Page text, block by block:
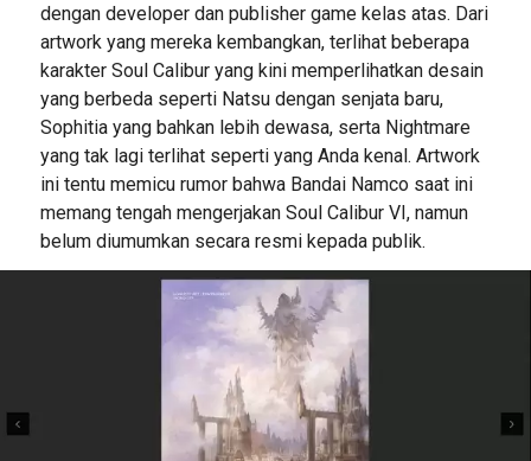
dengan developer dan publisher game kelas atas. Dari
artwork yang mereka kembangkan, terlihat beberapa
karakter Soul Calibur yang kini memperlihatkan desain
yang berbeda seperti Natsu dengan senjata baru,
Sophitia yang bahkan lebih dewasa, serta Nightmare
yang tak lagi terlihat seperti yang Anda kenal. Artwork
ini tentu memicu rumor bahwa Bandai Namco saat ini
memang tengah mengerjakan Soul Calibur VI, namun
belum diumumkan secara resmi kepada publik.